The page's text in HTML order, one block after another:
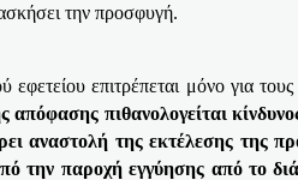
την προσφυγή.
εφετείου επιτρέπεται μόνο για
απόφασης πιθανολογείται
αναστολή της εκτέλεσης της
την παροχή εγγύησης από το